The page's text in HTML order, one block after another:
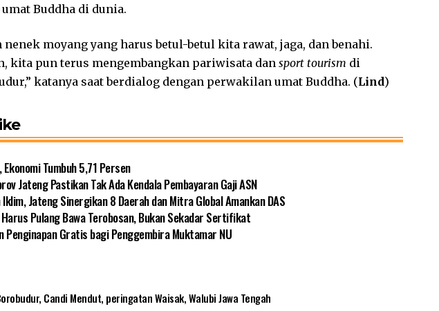
Buddha di dunia.
moyang yang harus betul-betul kita rawat, jaga, dan benahi.
kita pun terus mengembangkan pariwisata dansport tourism di
katanya saat berdialog dengan perwakilan umat Buddha. (Lind)
Tumbuh 5,71 Persen
Jateng Pastikan Tak Ada Kendala Pembayaran Gaji ASN
Jateng Sinergikan 8 Daerah dan Mitra Global Amankan DAS
Pulang Bawa Terobosan, Bukan Sekadar Sertifikat
Penginapan Gratis bagi Penggembira Muktamar NU
, Candi Mendut, peringatan Waisak,Walubi Jawa Tengah